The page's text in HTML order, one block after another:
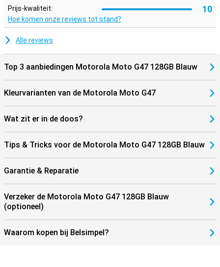
Prijs-kwaliteit: 10
Hoe komen onze reviews tot stand?
Alle reviews
Top 3 aanbiedingen Motorola Moto G47 128GB Blauw
Kleurvarianten van de Motorola Moto G47
Wat zit er in de doos?
Tips & Tricks voor de Motorola Moto G47 128GB Blauw
Garantie & Reparatie
Verzeker de Motorola Moto G47 128GB Blauw
(optioneel)
Waarom kopen bij Belsimpel?